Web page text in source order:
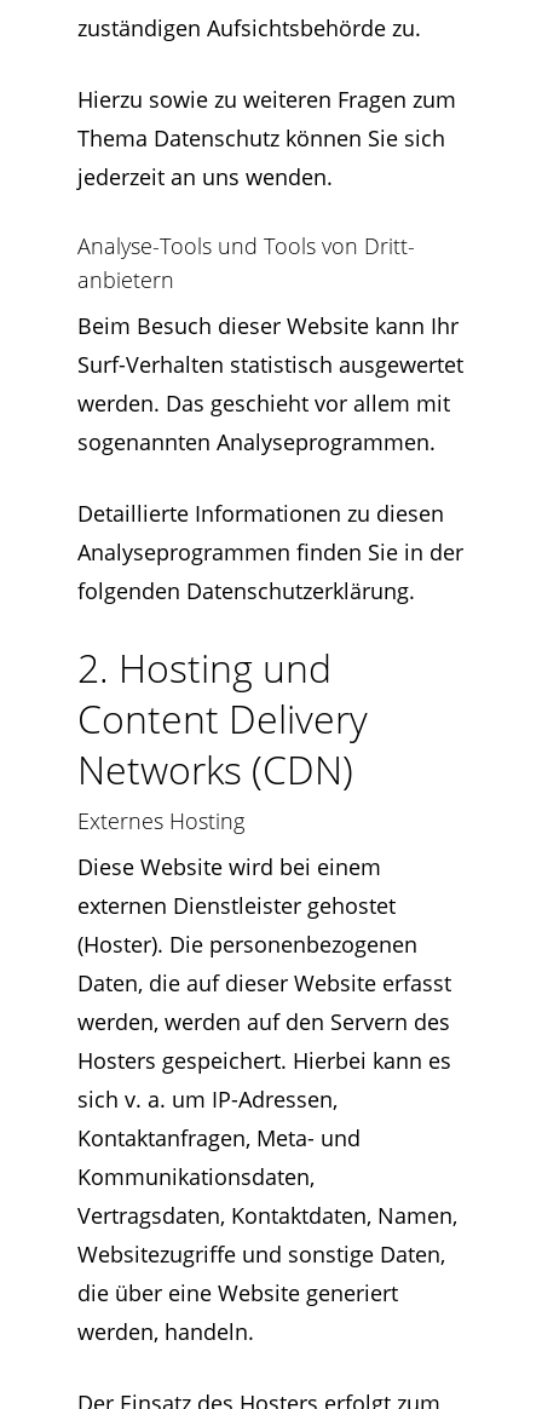
zuständigen Aufsichtsbehörde zu.
Hierzu sowie zu weiteren Fragen zum
Thema Datenschutz können Sie sich
jederzeit an uns wenden.
Analyse-Tools und Tools von Dritt­
anbietern
Beim Besuch dieser Website kann Ihr
Surf-Verhalten statistisch ausgewertet
werden. Das geschieht vor allem mit
sogenannten Analyseprogrammen.
Detaillierte Informationen zu diesen
Analyseprogrammen finden Sie in der
folgenden Datenschutzerklärung.
2. Hosting und
Content Delivery
Networks (CDN)
Externes Hosting
Diese Website wird bei einem
externen Dienstleister gehostet
(Hoster). Die personenbezogenen
Daten, die auf dieser Website erfasst
werden, werden auf den Servern des
Hosters gespeichert. Hierbei kann es
sich v. a. um IP-Adressen,
Kontaktanfragen, Meta- und
Kommunikationsdaten,
Vertragsdaten, Kontaktdaten, Namen,
Websitezugriffe und sonstige Daten,
die über eine Website generiert
werden, handeln.
Der Einsatz des Hosters erfolgt zum